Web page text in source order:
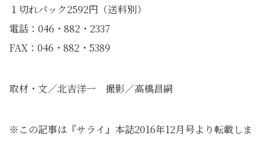
１切れパック2592円（送料別）
電話：046・882・2337
FAX：046・882・5389
取材・文／北吉洋一 撮影／高橋昌嗣
※この記事は『サライ』本誌2016年12月号より転載しま